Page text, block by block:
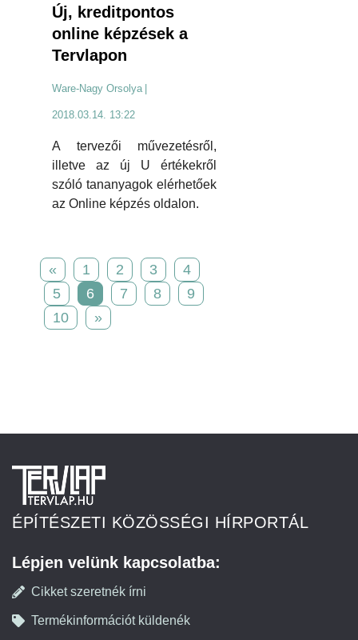
Új, kreditpontos
online képzések a
Tervlapon
Ware-Nagy Orsolya
2018.03.14. 13:22
A tervezői művezetésről,
illetve az új U értékekről
szóló tananyagok elérhetőek
az Online képzés oldalon.
« 1 2 3
4
5
6 7 8
9
10
»
ÉPÍTÉSZETI KÖZÖSSÉGI HÍRPORTÁL
Lépjen velünk kapcsolatba:
Cikket szeretnék írni
Termékinformációt küldenék